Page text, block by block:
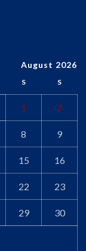
August 2026
S S
1 2
8 9
15 16
22 23
29 30